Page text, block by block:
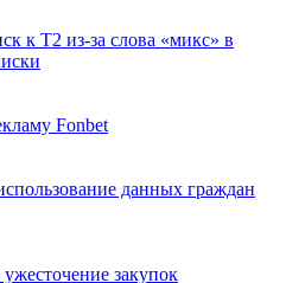
к Т2 из-за слова «микс» в
Fonbet
данных граждан
закупок